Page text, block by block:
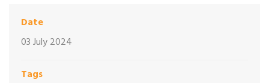
Date
03 July 2024
Tags